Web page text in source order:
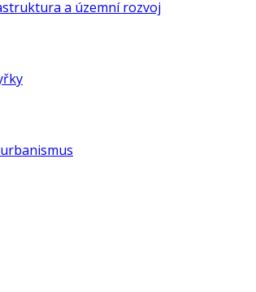
a územní rozvoj